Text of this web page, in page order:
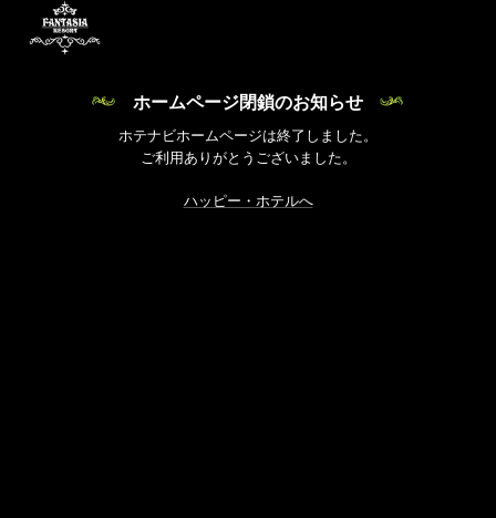
ホームページ閉鎖のお知らせ
ホテナビホームページは終了しました。
ご利用ありがとうございました。
ハッピー・ホテルへ